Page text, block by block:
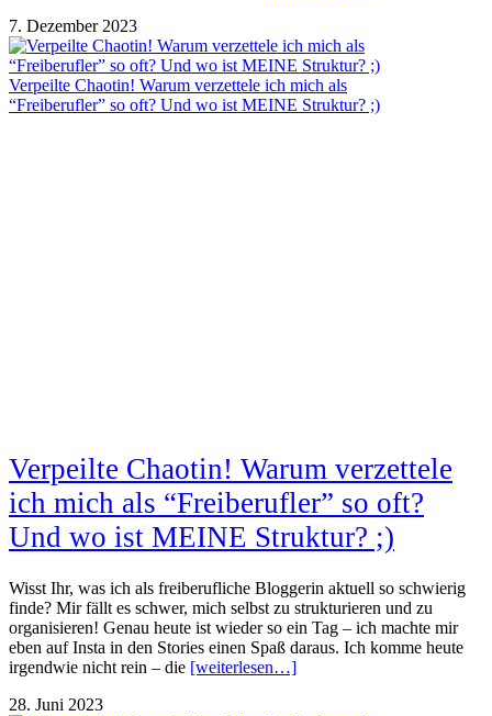
7. Dezember 2023
Verpeilte Chaotin! Warum verzettele ich mich als
“Freiberufler” so oft? Und wo ist MEINE Struktur? ;)
Verpeilte Chaotin! Warum verzettele
ich mich als “Freiberufler” so oft?
Und wo ist MEINE Struktur? ;)
Wisst Ihr, was ich als freiberufliche Bloggerin aktuell so schwierig
finde? Mir fällt es schwer, mich selbst zu strukturieren und zu
organisieren! Genau heute ist wieder so ein Tag – ich machte mir
eben auf Insta in den Stories einen Spaß daraus. Ich komme heute
irgendwie nicht rein – die [weiterlesen…]
28. Juni 2023